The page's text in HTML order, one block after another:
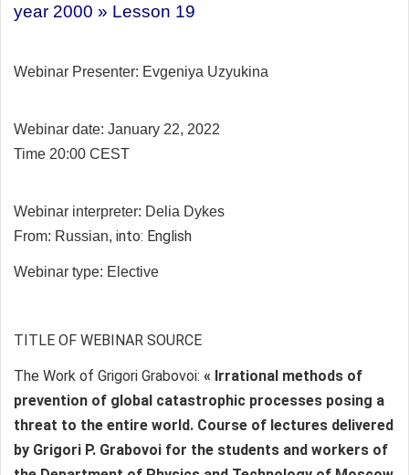
year 2000 » Lesson 19
Webinar Presenter: Evgeniya Uzyukina
Webinar date: January 22, 2022
Time 20:00 CEST
Webinar interpreter: Delia Dykes
From: Russian, into: English
Webinar type: Elective
TITLE OF WEBINAR SOURCE
The Work of Grigori Grabovoi: « Irrational methods of
prevention of global catastrophic processes posing a
threat to the entire world. Course of lectures delivered
by Grigori P. Grabovoi for the students and workers of